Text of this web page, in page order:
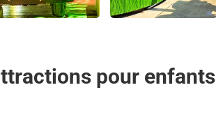
pour enfants